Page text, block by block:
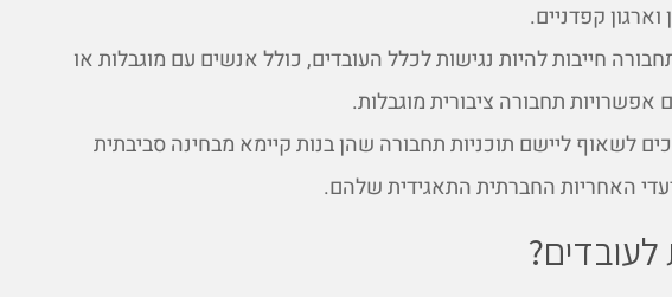
וארגון קפדניים.
חייבות להיות נגישות לכלל העובדים, כולל אנשים עם מוגבלות או
אפשרויות תחבורה ציבורית מוגבלות.
לשאוף ליישם תוכניות תחבורה שהן בנות קיימא מבחינה סביבתית
האחריות החברתית התאגידית שלהם.